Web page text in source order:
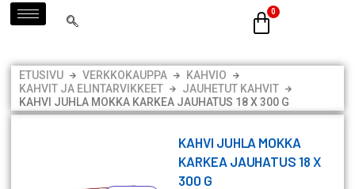
Siirry
sisältöön
ETUSIVU VERKKOKAUPPA
KAHVIO
KAHVIT JA ELINTARVIKKEET
JAUHETUT KAHVIT
KAHVI JUHLA MOKKA KARKEA JAUHATUS 18 X 300 G
KAHVI JUHLA MOKKA
KARKEA JAUHATUS 18 X
300 G